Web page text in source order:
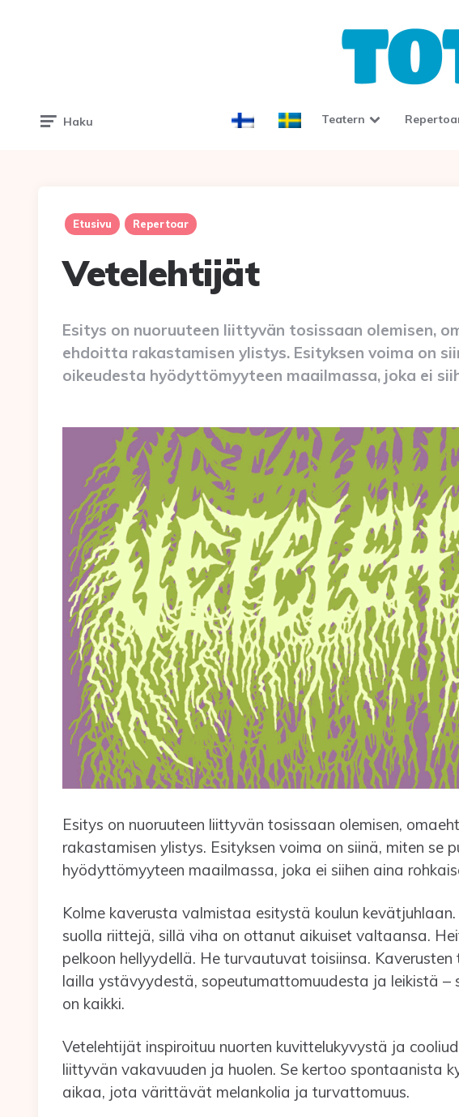
Haku Teatern
Etusivu Repertoar
Vetelehtijät
Esitys on nuoruuteen liittyvän tosissaan olemisen,
ehdoitta rakastamisen ylistys. Esityksen voima on
oikeudesta hyödyttömyyteen maailmassa, joka ei
Esitys on nuoruuteen liittyvän tosissaan olemisen,
rakastamisen ylistys. Esityksen voima on siinä, miten se
hyödyttömyyteen maailmassa, joka ei siihen aina
Kolme kaverusta valmistaa esitystä koulun
suolla riittejä, sillä viha on ottanut aikuiset valtaansa.
pelkoon hellyydellä. He turvautuvat toisiinsa.
lailla ystävyydestä, sopeutumattomuudesta ja leikistä –
on kaikki.
Vetelehtijät inspiroituu nuorten kuvittelukyvystä ja
liittyvän vakavuuden ja huolen. Se kertoo spontaanista
aikaa, jota värittävät melankolia ja turvattomuus.